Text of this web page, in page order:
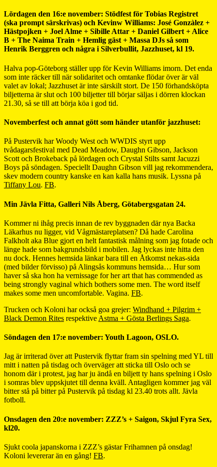
Lördagen den 16:e november: Stödfest för Tobias Registret
(ska prompt särskrivas) och Kevinw Williams: José Gonzàlez +
Hästpojken + Joel Alme + Sibille Attar + Daniel Gilbert + Alice
B + The Naima Train + Hemlig gäst + Massa DJs så som
Henrik Berggren och några i Silverbullit, Jazzhuset, kl 19.
Halva pop-Göteborg ställer upp för Kevin Williams imorn. Det enda
som inte räcker till när solidaritet och omtanke flödar över är väl
valet av lokal; Jazzhuset är inte särskilt stort. De 150 förhandsköpta
biljetterna är slut och 100 biljetter till börjar säljas i dörren klockan
21.30, så se till att börja köa i god tid.
Novemberfest och annat gött som händer utanför jazzhuset:
På Pustervik har Woody West och WWDIS styrt upp
tvådagarsfestival med Dead Meadow, Daughn Gibson, Jackson
Scott och Brokeback på lördagen och Crystal Stilts samt Jacuzzi
Boys på söndagen. Speciellt Daughn Gibson vill jag rekommendera,
skev modern country kanske en kan kalla hans musik. Lyssna på
Tiffany Lou. FB.
Min Jävla Fitta, Galleri Nils Åberg, Götabergsgatan 24.
Kommer ni ihåg precis innan de rev byggnaden där nya Backa
Läkarhus nu ligger, vid Vågmästareplatsen? Då hade Carolina
Falkholt aka Blue gjort en helt fantastisk målning som jag fotade och
länge hade som bakgrundsbild i mobilen. Jag lyckas inte hitta den
nu dock. Hennes hemsida länkar bara till en Åtkomst nekas-sida
(med bilder förvisso) på Alingsås kommuns hemsida… Hur som
haver så ska hon ha vernissage for her art that has commended as
being strongly vaginal which bothers some men. The word itself
makes some men uncomfortable. Vagina. FB.
Trucken och Koloni har också goa grejer: Windhand + Pilgrim +
Black Demon Rites respektive Astma + Gösta Berlings Saga.
Söndagen den 17:e november: Youth Lagoon, OSLO.
Jag är irriterad över att Pustervik flyttar fram sin spelning med YL till
mitt i natten på tisdag och överväger att sticka till Oslo och se
honom där i protest, jag har ju ändå en biljett ty hans spelning i Oslo
i somras blev uppskjutet till denna kväll. Antagligen kommer jag väl
bitter stå på bitter på Pustervik på tisdag kl 23.40 trots allt. Jävla
fotboll.
Onsdagen den 20:e november: ZZZ’s + Saigon, Skjul Fyra Sex,
kl20.
Sjukt coola japanskorna i ZZZ’s gästar Frihamnen på onsdag!
Koloni levererar än en gång! FB.